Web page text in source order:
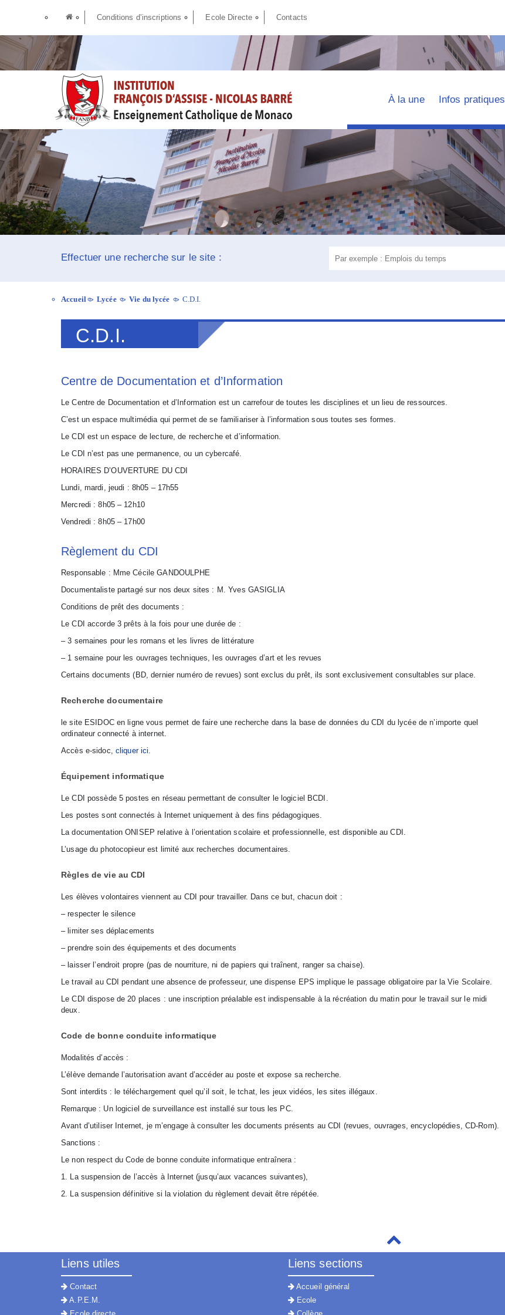
Conditions d’inscriptions Ecole Directe Contacts
À la une Infos pratiques
Effectuer une recherche sur le site :
Accueil > Lycée > Vie du lycée > C.D.I.
C.D.I.
Centre de Documentation et d’Information
Le Centre de Documentation et d’Information est un carrefour de toutes les disciplines et un lieu de ressources.
C’est un espace multimédia qui permet de se familiariser à l’information sous toutes ses formes.
Le CDI est un espace de lecture, de recherche et d’information.
Le CDI n’est pas une permanence, ou un cybercafé.
HORAIRES D’OUVERTURE DU CDI
Lundi, mardi, jeudi : 8h05 – 17h55
Mercredi : 8h05 – 12h10
Vendredi : 8h05 – 17h00
Règlement du CDI
Responsable : Mme Cécile GANDOULPHE
Documentaliste partagé sur nos deux sites : M. Yves GASIGLIA
Conditions de prêt des documents :
Le CDI accorde 3 prêts à la fois pour une durée de :
– 3 semaines pour les romans et les livres de littérature
– 1 semaine pour les ouvrages techniques, les ouvrages d’art et les revues
Certains documents (BD, dernier numéro de revues) sont exclus du prêt, ils sont exclusivement consultables sur place.
Recherche documentaire
le site ESIDOC en ligne vous permet de faire une recherche dans la base de données du CDI du lycée de n’importe quel
ordinateur connecté à internet.
Accès e-sidoc, cliquer ici.
Équipement informatique
Le CDI possède 5 postes en réseau permettant de consulter le logiciel BCDI.
Les postes sont connectés à Internet uniquement à des fins pédagogiques.
La documentation ONISEP relative à l’orientation scolaire et professionnelle, est disponible au CDI.
L’usage du photocopieur est limité aux recherches documentaires.
Règles de vie au CDI
Les élèves volontaires viennent au CDI pour travailler. Dans ce but, chacun doit :
– respecter le silence
– limiter ses déplacements
– prendre soin des équipements et des documents
– laisser l’endroit propre (pas de nourriture, ni de papiers qui traînent, ranger sa chaise).
Le travail au CDI pendant une absence de professeur, une dispense EPS implique le passage obligatoire par la Vie Scolaire.
Le CDI dispose de 20 places : une inscription préalable est indispensable à la récréation du matin pour le travail sur le midi
deux.
Code de bonne conduite informatique
Modalités d’accès :
L’élève demande l’autorisation avant d’accéder au poste et expose sa recherche.
Sont interdits : le téléchargement quel qu’il soit, le tchat, les jeux vidéos, les sites illégaux.
Remarque : Un logiciel de surveillance est installé sur tous les PC.
Avant d’utiliser Internet, je m’engage à consulter les documents présents au CDI (revues, ouvrages, encyclopédies, CD-Rom).
Sanctions :
Le non respect du Code de bonne conduite informatique entraînera :
1. La suspension de l’accès à Internet (jusqu’aux vacances suivantes),
2. La suspension définitive si la violation du règlement devait être répétée.
Liens utiles
Contact
A.P.E.M.
Liens sections
Accueil général
Ecole